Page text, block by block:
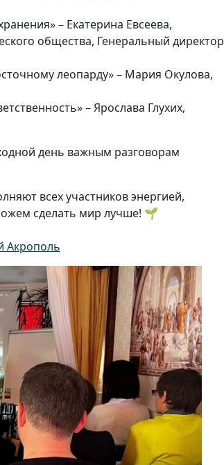
– Екатерина Евсеева,
общества, Генеральный директор
леопарду» – Мария Окулова,
– Ярослава Глухих,
день важным разговорам
всех участников энергией,
сделать мир лучше! 🌱
Акрополь